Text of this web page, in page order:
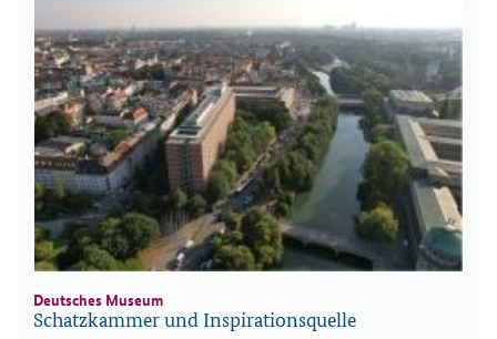
Deutsches Museum
Schatzkammer und Inspirationsquelle